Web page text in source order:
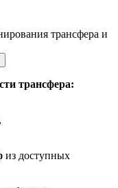
трансфера и
трансфера:
из доступных